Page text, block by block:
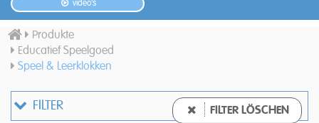
video's
Produkte
Educatief Speelgoed
Speel & Leerklokken
FILTER FILTER LÖSCHEN